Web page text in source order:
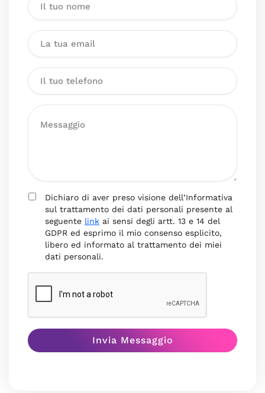
Dichiaro di aver preso visione dell’Informativa
sul trattamento dei dati personali presente al
seguente link ai sensi degli artt. 13 e 14 del
GDPR ed esprimo il mio consenso esplicito,
libero ed informato al trattamento dei miei
dati personali.